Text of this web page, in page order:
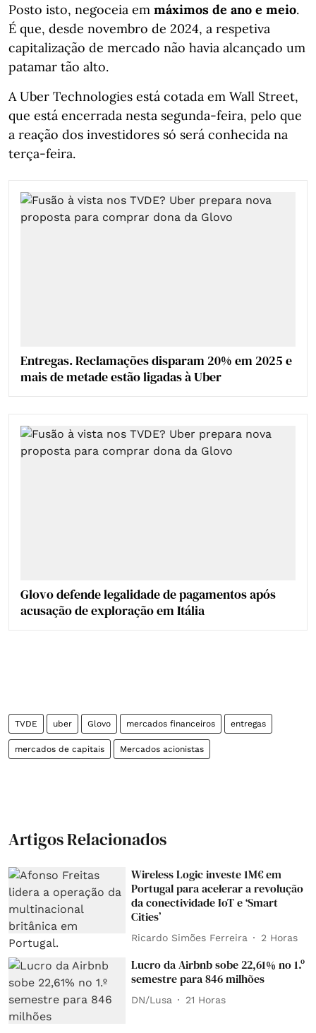
Posto isto, negoceia em máximos de ano e meio.
É que, desde novembro de 2024, a respetiva
capitalização de mercado não havia alcançado um
patamar tão alto.
A Uber Technologies está cotada em Wall Street,
que está encerrada nesta segunda-feira, pelo que
a reação dos investidores só será conhecida na
terça-feira.
Entregas. Reclamações disparam 20% em 2025 e
mais de metade estão ligadas à Uber
Glovo defende legalidade de pagamentos após
acusação de exploração em Itália
TVDE uber Glovo mercados financeiros entregas
mercados de capitais Mercados acionistas
Artigos Relacionados
Wireless Logic investe 1M€ em
Portugal para acelerar a revolução
da conectividade IoT e ‘Smart
Cities’
Ricardo Simões Ferreira 2 Horas
Lucro da Airbnb sobe 22,61% no 1.º
semestre para 846 milhões
DN/Lusa 21 Horas